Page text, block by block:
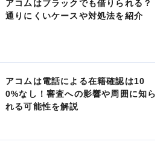
アコムはブラックでも借りられる？
通りにくいケースや対処法を紹介
アコムは電話による在籍確認は10
0%なし！審査への影響や周囲に知ら
れる可能性を解説